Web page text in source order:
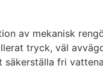
av mekanisk
tryck, väl
fri